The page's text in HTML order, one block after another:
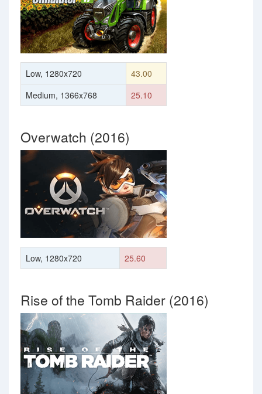
Low, 1280x720
43.00
Medium, 1366x768
25.10
Overwatch (2016)
Low, 1280x720 25.60
Rise of the Tomb Raider (2016)